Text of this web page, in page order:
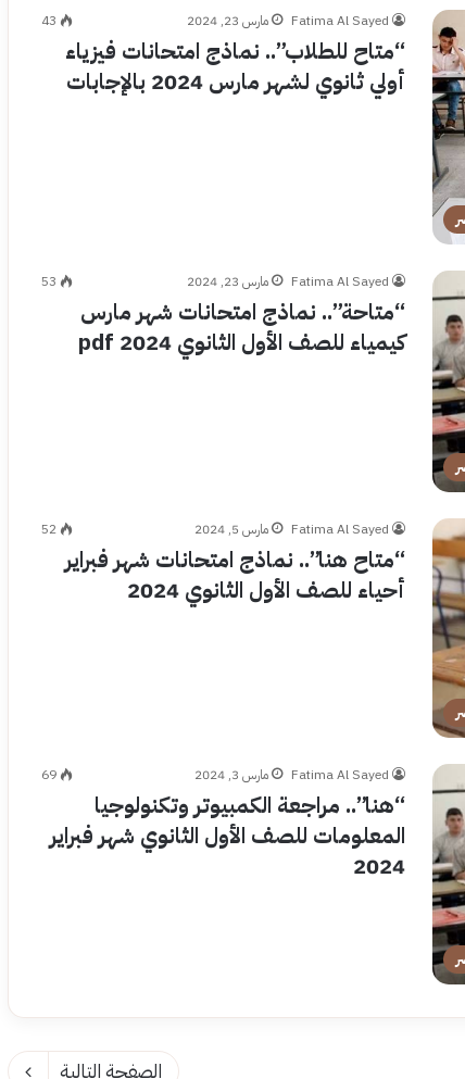
Fatima Al Sayed مارس 23, 2024 43
“متاح للطلاب”.. نماذج امتحانات فيزياء
أولي ثانوي لشهر مارس 2024 بالإجابات
Fatima Al Sayed مارس 23, 2024 53
“متاحة”.. نماذج امتحانات شهر مارس
كيمياء للصف الأول الثانوي 2024 pdf
Fatima Al Sayed مارس 5, 2024 52
“متاح هنا”.. نماذج امتحانات شهر فبراير
أحياء للصف الأول الثانوي 2024
Fatima Al Sayed مارس 3, 2024 69
“هنا”.. مراجعة الكمبيوتر وتكنولوجيا
المعلومات للصف الأول الثانوي شهر فبراير
2024
الصفحة التالية